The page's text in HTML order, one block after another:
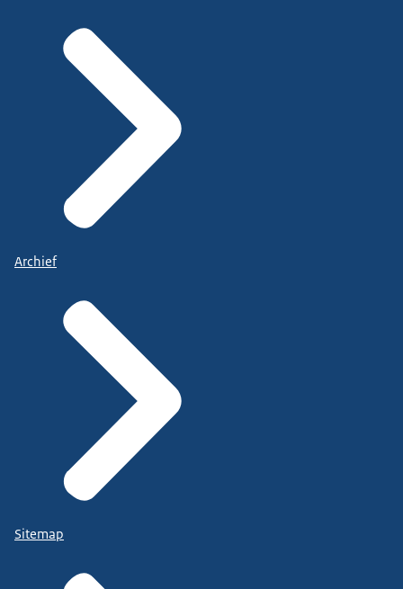
Archief
Sitemap